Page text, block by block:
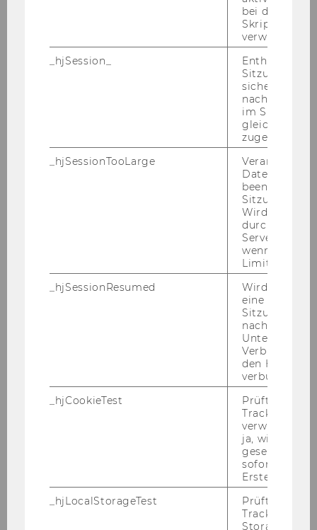
bei der
verwendet
_hjSession_
Enthält die
sicher, dass
im
gleichen
zugeordnet
_hjSessionTooLarge
Veranlasst
beenden,
Sitzung zu
Wird
durch ein
Servers
wenn die
Limit
_hjSessionResumed
Wird gesetzt,
eine
Sitzung/
nach einer
Verbindung
den Hotjar-
verbunden
_hjCookieTest
Prüft, ob der
Tracking
verwenden
ja, wird ein
gesetzt. Wird
sofort nach
Erstellung
_hjLocalStorageTest
Prüft, ob der
Tracking
Storage